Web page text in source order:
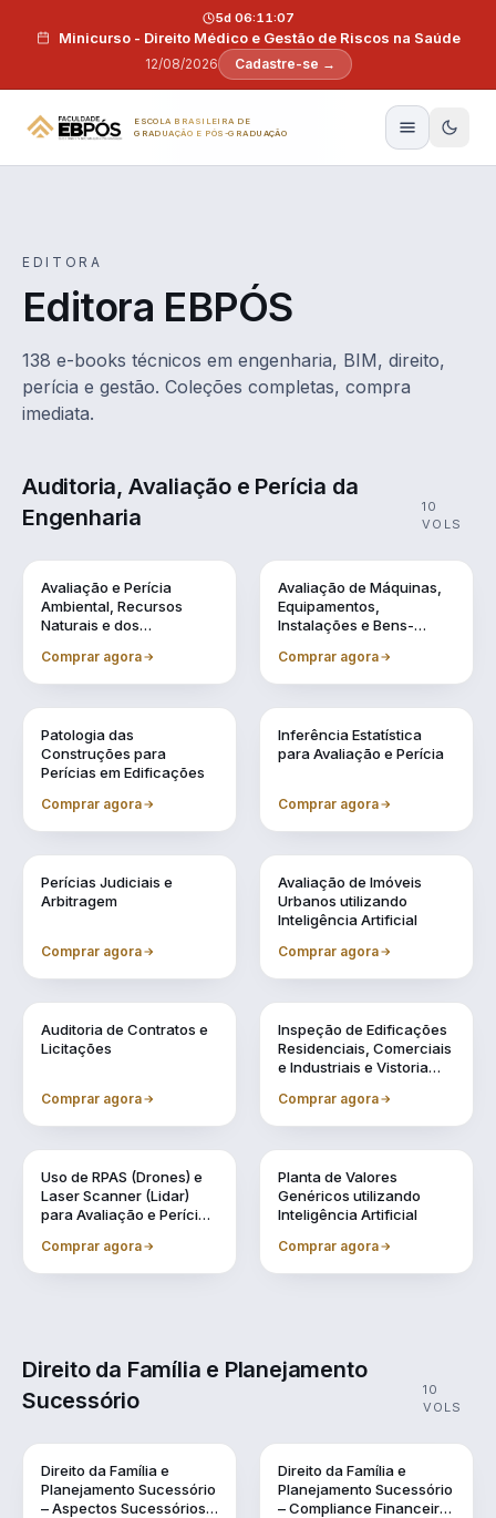
Minicurso - Direito Médico e Gestão de Riscos na Saúde
12/08/2026
5d 06:11:06
Cadastre-se →
ESCOLA BRASILEIRA DE
GRADUAÇÃO E PÓS-GRADUAÇÃO
EDITORA
Editora EBPÓS
138 e-books técnicos em engenharia, BIM, direito,
perícia e gestão. Coleções completas, compra
imediata.
Auditoria, Avaliação e Perícia da
Engenharia
10
VOLS
Avaliação e Perícia
Ambiental, Recursos
Naturais e dos
Comprar agora
Avaliação de Máquinas,
Equipamentos,
Instalações e Bens-
Comprar agora
Patologia das
Construções para
Perícias em Edificações
Comprar agora
Inferência Estatística
para Avaliação e Perícia
Comprar agora
Vol. 4
Perícias Judiciais e
Arbitragem
Comprar agora
Avaliação de Imóveis
Urbanos utilizando
Inteligência Artificial
Comprar agora
Auditoria de Contratos e
Licitações
Comprar agora
Inspeção de Edificações
Residenciais, Comerciais
e Industriais e Vistoria
Comprar agora
Uso de RPAS (Drones) e
Laser Scanner (Lidar)
para Avaliação e Perícia
Comprar agora
Planta de Valores
Genéricos utilizando
Inteligência Artificial
Comprar agora
Direito da Família e Planejamento
Sucessório
10
VOLS
Direito da Família e
Planejamento Sucessório
– Aspectos Sucessórios
Direito da Família e
Planejamento Sucessório
– Compliance Financeiro